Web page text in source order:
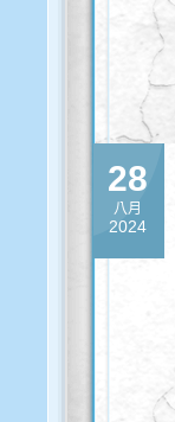
28
八月
2024